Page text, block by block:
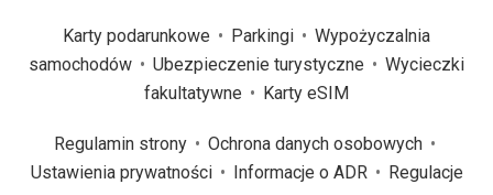
Karty podarunkowe Parkingi
Wypożyczalnia
samochodów
Ubezpieczenie turystyczne
Wycieczki
fakultatywne
Karty eSIM
Regulamin strony
Ochrona danych osobowych
Ustawienia prywatności
Informacje o ADR
Regulacje